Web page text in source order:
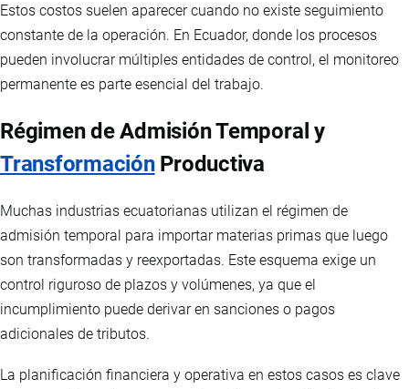
Estos costos suelen aparecer cuando no existe seguimiento
constante de la operación. En Ecuador, donde los procesos
pueden involucrar múltiples entidades de control, el monitoreo
permanente es parte esencial del trabajo.
Régimen de Admisión Temporal y
TransformaciónProductiva
Muchas industrias ecuatorianas utilizan el régimen de
admisión temporal para importar materias primas que luego
son transformadas y reexportadas. Este esquema exige un
control riguroso de plazos y volúmenes, ya que el
incumplimiento puede derivar en sanciones o pagos
adicionales de tributos.
La planificación financiera y operativa en estos casos es clave